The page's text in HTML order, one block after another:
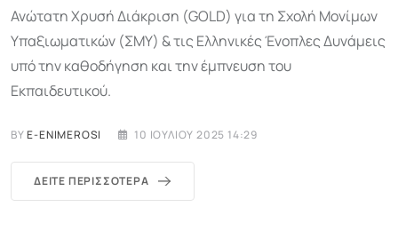
Ανώτατη Χρυσή Διάκριση (GOLD) για τη Σχολή Μονίμων
Υπαξιωματικών (ΣΜΥ) & τις Ελληνικές Ένοπλες Δυνάμεις
υπό την καθοδήγηση και την έμπνευση του
Εκπαιδευτικού.
BYE-ENIMEROSI 10 ΙΟΥΛΊΟΥ 2025 14:29
ΔΕΊΤΕ ΠΕΡΙΣΣΌΤΕΡΑ